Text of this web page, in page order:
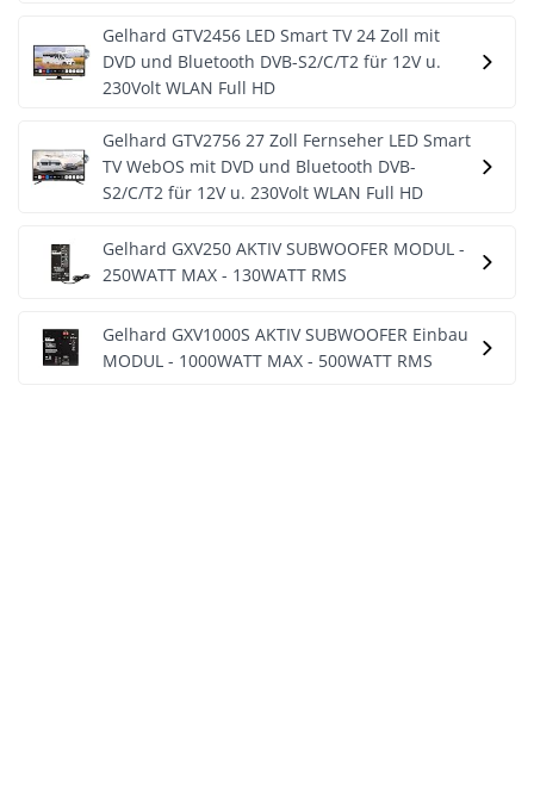
Gelhard GTV2456 LED Smart TV 24 Zoll mit
DVD und Bluetooth DVB-S2/C/T2 für 12V u.
230Volt WLAN Full HD
Gelhard GTV2756 27 Zoll Fernseher LED Smart
TV WebOS mit DVD und Bluetooth DVB-
S2/C/T2 für 12V u. 230Volt WLAN Full HD
Gelhard GXV250 AKTIV SUBWOOFER MODUL -
250WATT MAX - 130WATT RMS
Gelhard GXV1000S AKTIV SUBWOOFER Einbau
MODUL - 1000WATT MAX - 500WATT RMS